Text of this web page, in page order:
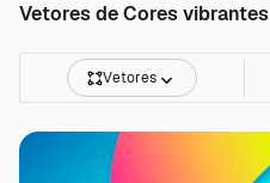
Vetores de Cores vibrantes
Vetores